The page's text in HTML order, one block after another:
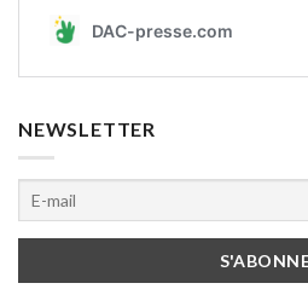
NEWSLETTER